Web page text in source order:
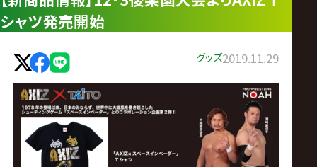
プ
ロ
レ
ス
シャツ発売開始
グッズ2019.11.29